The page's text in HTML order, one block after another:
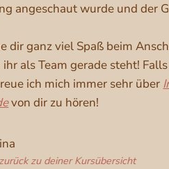
angeschaut wurde und der
dir ganz viel Spaß beim
als Team gerade steht!
ich mich immer sehr über
von dir zu hören!
zu deiner Kursübersicht